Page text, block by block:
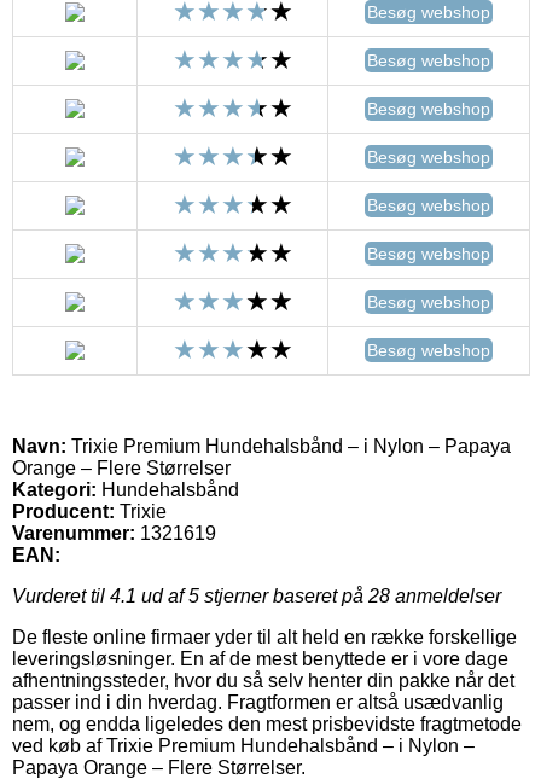
Besøg webshop
Besøg webshop
Besøg webshop
Besøg webshop
Besøg webshop
Besøg webshop
Besøg webshop
Besøg webshop
Navn: Trixie Premium Hundehalsbånd – i Nylon – Papaya
Orange – Flere Størrelser
Kategori: Hundehalsbånd
Producent: Trixie
Varenummer: 1321619
EAN:
Vurderet til 4.1 ud af 5 stjerner baseret på 28 anmeldelser
De fleste online firmaer yder til alt held en række forskellige
leveringsløsninger. En af de mest benyttede er i vore dage
afhentningssteder, hvor du så selv henter din pakke når det
passer ind i din hverdag. Fragtformen er altså usædvanlig
nem, og endda ligeledes den mest prisbevidste fragtmetode
ved køb af Trixie Premium Hundehalsbånd – i Nylon –
Papaya Orange – Flere Størrelser.